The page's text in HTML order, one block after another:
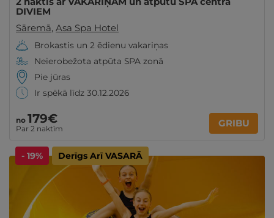
DIVIEM
Sāremā, Asa Spa Hotel
Brokastis un 2 ēdienu vakariņas
Neierobežota atpūta SPA zonā
Pie jūras
Ir spēkā līdz 30.12.2026
no 179€
Par 2 naktīm GRIBU
- 19% Derīgs Arī VASARĀ